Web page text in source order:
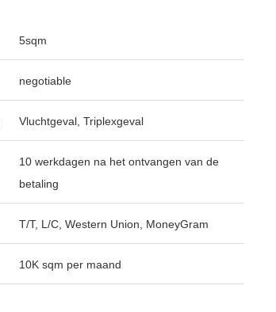
5sqm
negotiable
Vluchtgeval, Triplexgeval
10 werkdagen na het ontvangen van de
betaling
T/T, L/C, Western Union, MoneyGram
10K sqm per maand